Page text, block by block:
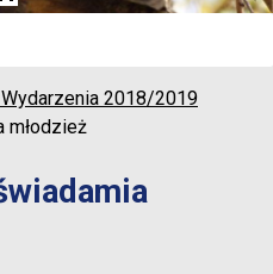
2018/2019
młodzież